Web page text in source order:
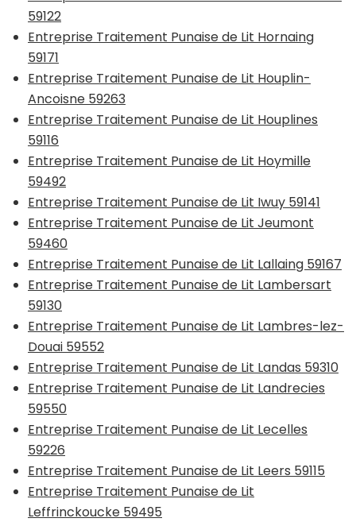
59122
Entreprise Traitement Punaise de Lit Hornaing
59171
Entreprise Traitement Punaise de Lit Houplin-
Ancoisne 59263
Entreprise Traitement Punaise de Lit Houplines
59116
Entreprise Traitement Punaise de Lit Hoymille
59492
Entreprise Traitement Punaise de Lit Iwuy 59141
Entreprise Traitement Punaise de Lit Jeumont
59460
Entreprise Traitement Punaise de Lit Lallaing 59167
Entreprise Traitement Punaise de Lit Lambersart
59130
Entreprise Traitement Punaise de Lit Lambres-lez-
Douai 59552
Entreprise Traitement Punaise de Lit Landas 59310
Entreprise Traitement Punaise de Lit Landrecies
59550
Entreprise Traitement Punaise de Lit Lecelles
59226
Entreprise Traitement Punaise de Lit Leers 59115
Entreprise Traitement Punaise de Lit
Leffrinckoucke 59495